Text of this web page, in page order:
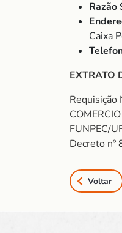
Razão
Caixa
EXTRATO
FUNPEC/
Decreto
Voltar